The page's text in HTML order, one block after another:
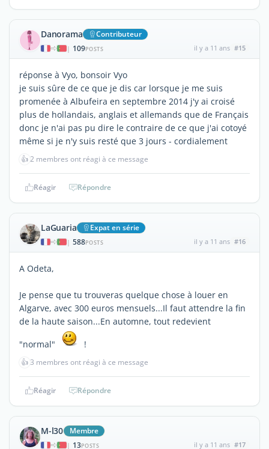
Danorama Contributeur
| 109POSTS il y a 11 ans #15
réponse à Vyo, bonsoir Vyo
je suis sûre de ce que je dis car lorsque je me suis
promenée à Albufeira en septembre 2014 j'y ai croisé
plus de hollandais, anglais et allemands que de Français
donc je n'ai pas pu dire le contraire de ce que j'ai cotoyé
même si je n'y suis resté que 3 jours - cordialement
👍2 membres ont réagi à ce message
Réagir Répondre
LaGuaria Expat en série
| 588POSTS il y a 11 ans #16
A Odeta,
Je pense que tu trouveras quelque chose à louer en
Algarve, avec 300 euros mensuels...Il faut attendre la fin
de la haute saison...En automne, tout redevient
"normal"
!
👍3 membres ont réagi à ce message
Réagir Répondre
M-l30 Membre
| 13POSTS il y a 11 ans #17